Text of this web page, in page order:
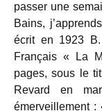
passer une
Bains,
écrit en 1923
Français « La
pages, sous le
Revard en
émerveillement